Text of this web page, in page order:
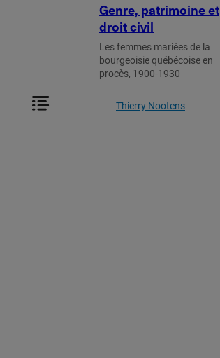
Genre, patrimoine et
droit civil
Les femmes mariées de la
bourgeoisie québécoise en
procès, 1900-1930
Thierry Nootens